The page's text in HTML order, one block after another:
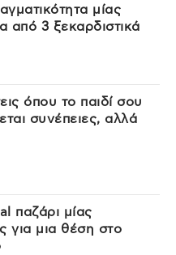
μίας
από 3 ξεκαρδιστικά
όπου το παιδί σου
συνέπειες, αλλά
παζάρι μίας
για μια θέση στο